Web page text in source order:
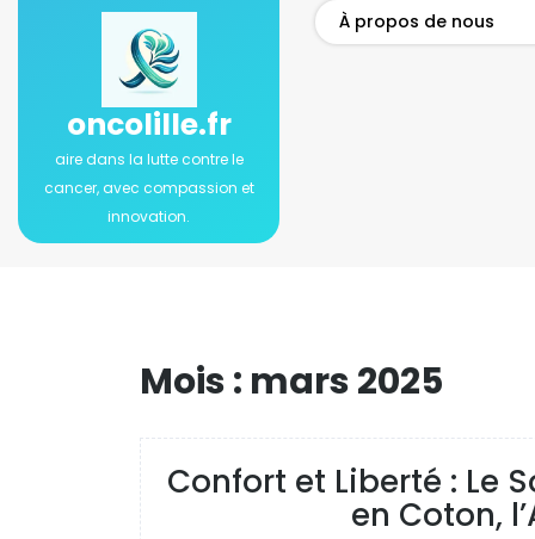
oncolille.fr
aire dans la lutte contre le
cancer, avec compassion et
innovation.
À propos de nous
Mois : mars 2025
Confort et Liberté : Le
en Coton,